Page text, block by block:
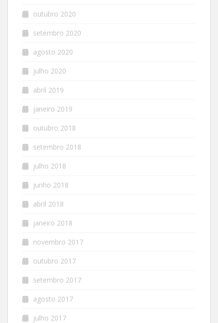
outubro 2020
setembro 2020
agosto 2020
julho 2020
abril 2019
janeiro 2019
outubro 2018
setembro 2018
julho 2018
junho 2018
abril 2018
janeiro 2018
novembro 2017
outubro 2017
setembro 2017
agosto 2017
julho 2017